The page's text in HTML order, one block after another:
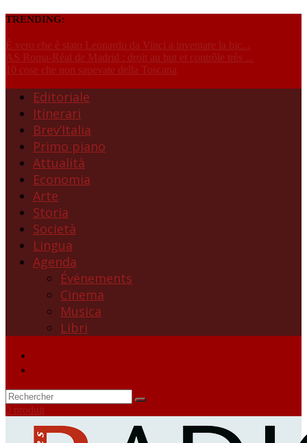
TRENDING:
È vero che è stato Leonardo da Vinci a inventare la bic...
AS Roma-Réal de Madrid : droit au but et contrôle très ...
10 cose che non sapevate della Toscana
Editoriale
Itinerari
Brev’Italia
Primo piano
Attualità
Economia
Arte
Storia
Società
Lingua
Agenda
Événements
Cinema
Musica
Libri
0 produit